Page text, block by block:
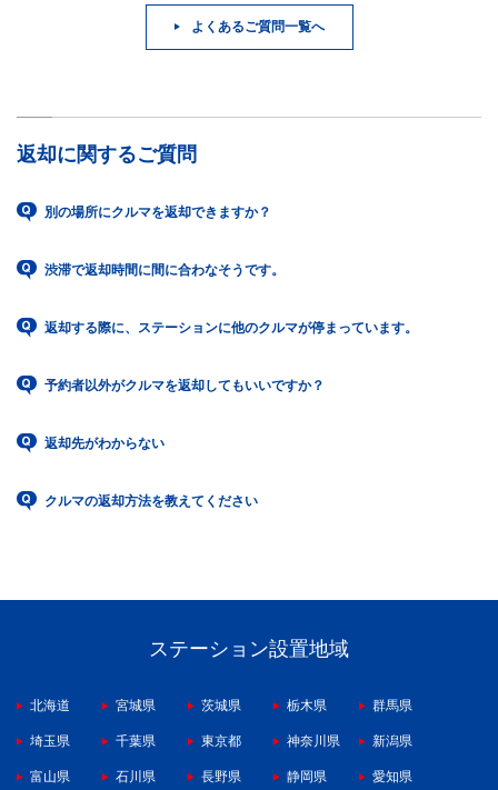
よくあるご質問一覧へ
返却に関するご質問
別の場所にクルマを返却できますか？
渋滞で返却時間に間に合わなそうです。
返却する際に、ステーションに他のクルマが停まっています。
予約者以外がクルマを返却してもいいですか？
返却先がわからない
クルマの返却方法を教えてください
ステーション設置地域
北海道 宮城県 茨城県 栃木県 群馬県
埼玉県 千葉県 東京都 神奈川県 新潟県
富山県 石川県 長野県 静岡県 愛知県